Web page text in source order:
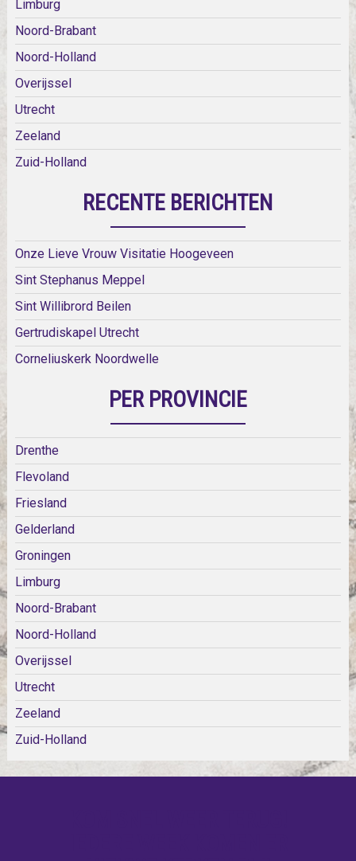
Limburg
Noord-Brabant
Noord-Holland
Overijssel
Utrecht
Zeeland
Zuid-Holland
RECENTE BERICHTEN
Onze Lieve Vrouw Visitatie Hoogeveen
Sint Stephanus Meppel
Sint Willibrord Beilen
Gertrudiskapel Utrecht
Corneliuskerk Noordwelle
PER PROVINCIE
Drenthe
Flevoland
Friesland
Gelderland
Groningen
Limburg
Noord-Brabant
Noord-Holland
Overijssel
Utrecht
Zeeland
Zuid-Holland